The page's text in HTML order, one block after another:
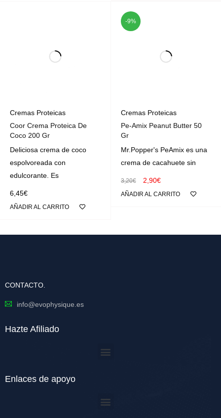
Cremas Proteicas
Coor Crema Proteica De
Coco 200 Gr
Deliciosa crema de coco
espolvoreada con
edulcorante. Es
6,45€
AÑADIR AL CARRITO
-9%
Cremas Proteicas
Pe-Amix Peanut Butter 50
Gr
Mr.Popper's PeAmix es una
crema de cacahuete sin
3,20€ 2,90€
AÑADIR AL CARRITO
CONTACTO.
info@evophysique.es
Hazte Afiliado
Enlaces de apoyo